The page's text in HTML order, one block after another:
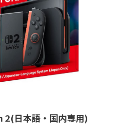
日本語・国内専用)